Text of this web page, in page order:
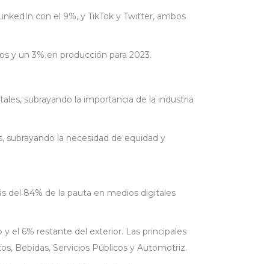
con el 9%, y TikTok y Twitter, ambos
y un 3% en producción para 2023.
subrayando la importancia de la industria
subrayando la necesidad de equidad y
del 84% de la pauta en medios digitales
el 6% restante del exterior. Las principales
Bebidas, Servicios Públicos y Automotriz.